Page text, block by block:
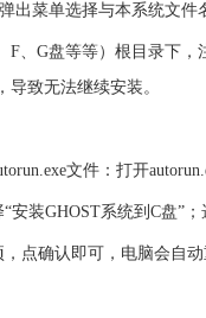
出菜单选择与本系统文件
、G盘等等）根目录下，
致无法继续安装。
文件：打开
装GHOST系统到C盘”
点确认即可，电脑会自动